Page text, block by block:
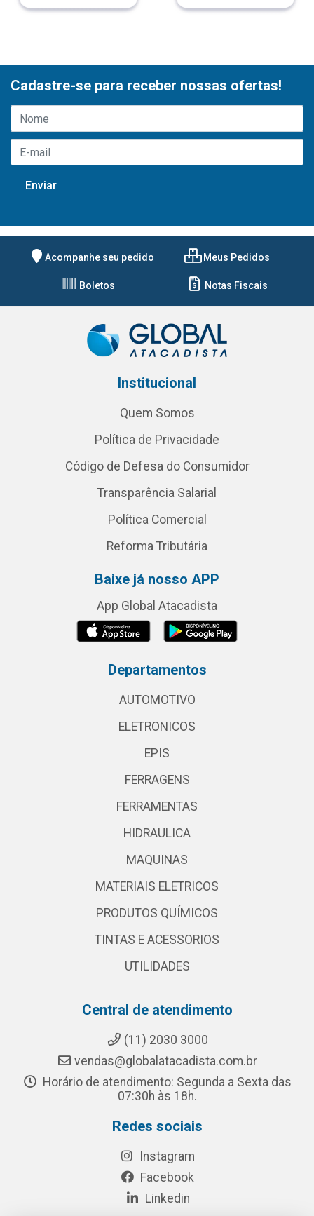
Cadastre-se para receber nossas ofertas!
Acompanhe seu pedido Meus Pedidos
Boletos Notas Fiscais
Institucional
Quem Somos
Política de Privacidade
Código de Defesa do Consumidor
Transparência Salarial
Política Comercial
Reforma Tributária
Baixe já nosso APP
App Global Atacadista
Departamentos
AUTOMOTIVO
ELETRONICOS
EPIS
FERRAGENS
FERRAMENTAS
HIDRAULICA
MAQUINAS
MATERIAIS ELETRICOS
PRODUTOS QUÍMICOS
TINTAS E ACESSORIOS
UTILIDADES
Central de atendimento
(11) 2030 3000
vendas@globalatacadista.com.br
Horário de atendimento: Segunda a Sexta das
07:30h às 18h.
Redes sociais
Instagram
Facebook
Linkedin